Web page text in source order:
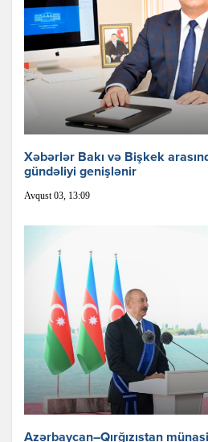
Xəbərlər Bakı və Bişkek
gündəliyi genişlənir
Avqust 03, 13:09
Azərbaycan–Qırğızıstan